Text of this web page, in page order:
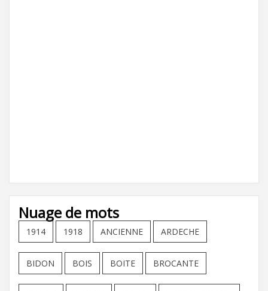
Nuage de mots
1914 1918 ANCIENNE ARDECHE
BIDON BOIS BOITE BROCANTE